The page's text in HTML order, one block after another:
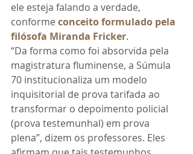
ele esteja falando a verdade,
conforme conceito formulado pela
filósofa Miranda Fricker.
“Da forma como foi absorvida pela
magistratura fluminense, a Súmula
70 institucionaliza um modelo
inquisitorial de prova tarifada ao
transformar o depoimento policial
(prova testemunhal) em prova
plena”, dizem os professores. Eles